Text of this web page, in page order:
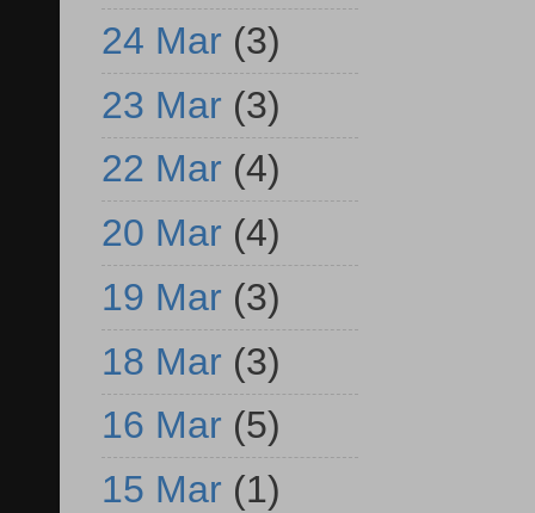
24 Mar (3)
23 Mar (3)
22 Mar (4)
20 Mar (4)
19 Mar (3)
18 Mar (3)
16 Mar (5)
15 Mar (1)